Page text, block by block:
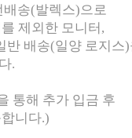
배송(발렉스)으로
제외한 모니터,
반 배송(일양 로지스
.
통해 추가 입금 후
니다.)